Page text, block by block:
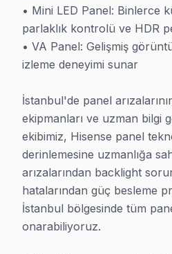
• Aynı gün hizmet imkanı
• Yerinde kontrol ve bakım
• Garantili çözüm
Fabrika Servis olarak
İstanbul 7/24 Hisense
İstanbul'de televizyon
• İstanbul'de sabah ara,
• Mesai saatleri dışında da
• İstanbul'ye mobil servis
• Mini LED Panel: Binlerce
parlaklık kontrolü ve HDR
• VA Panel: Gelişmiş
izleme deneyimi sunar
İstanbul'de panel
ekipmanları ve uzman bilgi
ekibimiz, Hisense panel
derinlemesine uzmanlığa
arızalarından backlight
hatalarından güç besleme
İstanbul bölgesinde tüm
onarabiliyoruz.